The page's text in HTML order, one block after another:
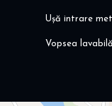
Ușă intrare
Vopsea lavabilă